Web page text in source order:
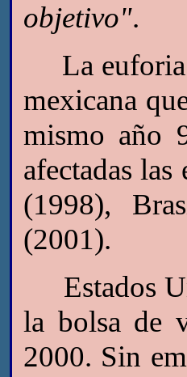
objetivo".
La euforia
mexicana
mismo año
afectadas
(1998),
(2001).
Estados
la bolsa de
2000. Sin